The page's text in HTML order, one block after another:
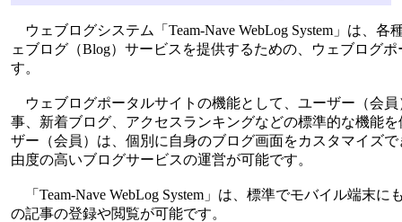
ウェブログシステム「Team-Nave WebLog System」は、各
ェブログ（Blog）サービスを提供するための、ウェブログ
す。
ウェブログポータルサイトの機能として、ユーザー（会
事、新着ブログ、アクセスランキングなどの標準的な機能
ザー（会員）は、個別に自身のブログ画面をカスタマイズ
由度の高いブログサービスの運営が可能です。
「Team-Nave WebLog System」は、標準でモバイル端末に
の記事の登録や閲覧が可能です。